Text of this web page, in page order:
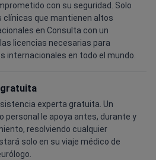
con su seguridad. Solo
clínicas que mantienen altos
en Consulta con un
licencias necesarias para
internacionales en todo el mundo.
experta gratuita. Un
personal le apoya antes, durante y
resolviendo cualquier
solo en su viaje médico de